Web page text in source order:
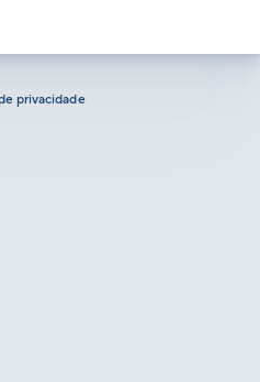
privacidade